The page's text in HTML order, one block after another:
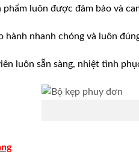
phẩm luôn được đảm bảo và
hành nhanh chóng và luôn
luôn sẵn sàng, nhiệt tình